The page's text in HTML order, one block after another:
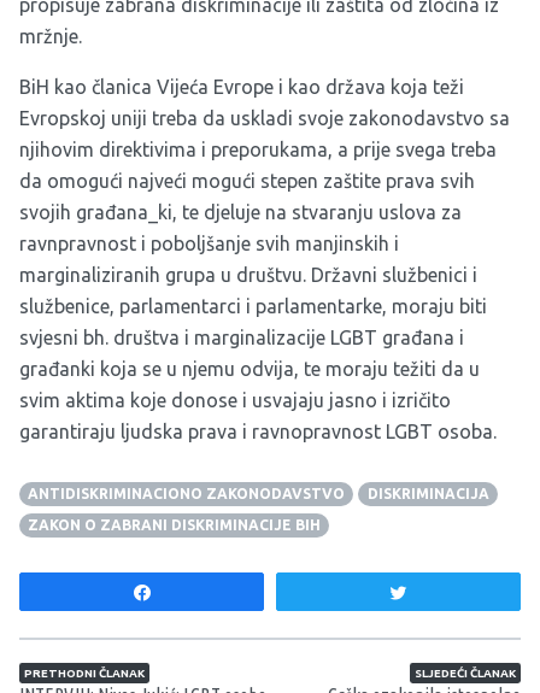
propisuje zabrana diskriminacije ili zaštita od zločina iz
mržnje.
BiH kao članica Vijeća Evrope i kao država koja teži
Evropskoj uniji treba da uskladi svoje zakonodavstvo sa
njihovim direktivima i preporukama, a prije svega treba
da omogući najveći mogući stepen zaštite prava svih
svojih građana_ki, te djeluje na stvaranju uslova za
ravnpravnost i poboljšanje svih manjinskih i
marginaliziranih grupa u društvu. Državni službenici i
službenice, parlamentarci i parlamentarke, moraju biti
svjesni bh. društva i marginalizacije LGBT građana i
građanki koja se u njemu odvija, te moraju težiti da u
svim aktima koje donose i usvajaju jasno i izričito
garantiraju ljudska prava i ravnopravnost LGBT osoba.
ANTIDISKRIMINACIONO ZAKONODAVSTVO
DISKRIMINACIJA
ZAKON O ZABRANI DISKRIMINACIJE BIH
Navigacija članaka
PRETHODNI ČLANAK SLJEDEĆI ČLANAK